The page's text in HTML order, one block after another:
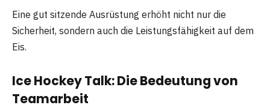
Eine gut sitzende Ausrüstung erhöht nicht nur die
Sicherheit, sondern auch die Leistungsfähigkeit auf dem
Eis.
Ice Hockey Talk: Die Bedeutung von
Teamarbeit